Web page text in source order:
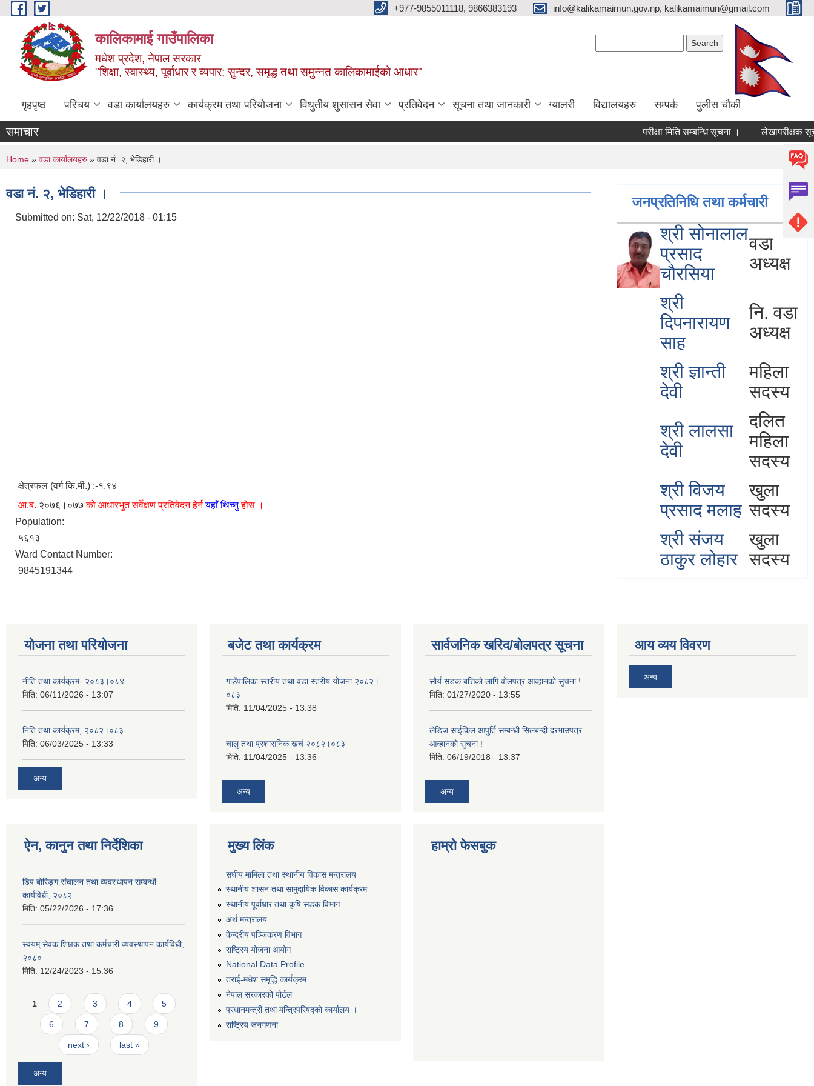
Skip to main content +977-9855011118, 9866383193 info@kalikamaimun.gov.np, kalikamaimun@gmail.com
कालिकामाई गाउँपालिका
मधेश प्रदेश, नेपाल सरकार
"शिक्षा, स्वास्थ्य, पूर्वाधार र व्यपार; सुन्दर, समृद्ध तथा समुन्नत कालिकामाईको आधार"
गृहपृष्ठ परिचय वडा कार्यालयहरु कार्यक्रम तथा परियोजना विधुतीय शुसासन सेवा प्रतिवेदन सूचना तथा जानकारी ग्यालरी विद्यालयहरु सम्पर्क पुलीस चौकी
समाचार परीक्षा मिति सम्बन्धि सूचना । लेखापरीक्षक
You are here
Home » वडा कार्यालयहरु » वडा नं. २, भेडिहारी ।
वडा नं. २, भेडिहारी ।
Submitted on: Sat, 12/22/2018 - 01:15
क्षेत्रफल (वर्ग कि.मी.) :-१.९४
आ.ब. २०७६।०७७को आधारभुत सर्वेक्षण प्रतिवेदन हेर्नयहाँ थिच्नुहोस ।
Population:
५६१३
Ward Contact Number:
9845191344
जनप्रतिनिधि तथा कर्मचारी
श्री सोनालाल
प्रसाद
चौरसिया
वडा
अध्यक्ष
श्री
दिपनारायण
साह
नि. वडा
अध्यक्ष
श्री ज्ञान्ती
देवी
महिला
सदस्य
श्री लालसा
देवी
दलित
महिला
सदस्य
श्री विजय
प्रसाद मलाह
खुला
सदस्य
श्री संजय
ठाकुर लोहार
खुला
सदस्य
योजना तथा परियोजना
नीति तथा कार्यक्रम- २०८३।०८४
मिति: 06/11/2026 - 13:07
निति तथा कार्यक्रम, २०८२।०८३
मिति: 06/03/2025 - 13:33
अन्य
बजेट तथा कार्यक्रम
गाउँपालिका स्तरीय तथा वडा स्तरीय योजना २०८२।
०८३
मिति: 11/04/2025 - 13:38
चालु तथा प्रशासनिक खर्च २०८२।०८३
मिति: 11/04/2025 - 13:36
अन्य
सार्वजनिक खरिद/बोलपत्र सूचना
सौर्य सडक बत्तिको लागि वोलपत्र आव्हानको सुचना !
मिति: 01/27/2020 - 13:55
लेडिज साईकिल आपुर्ति सम्बन्धी सिलबन्दी दरभाउपत्र
आव्हानको सुचना !
मिति: 06/19/2018 - 13:37
अन्य
आय व्यय विवरण
अन्य
ऐन, कानुन तथा निर्देशिका
डिप बोरिङ्ग संचालन तथा व्यवस्थापन सम्बन्धी
कार्यविधी, २०८२
मिति: 05/22/2026 - 17:36
स्वयम् सेवक शिक्षक तथा कर्मचारी व्यवस्थापन कार्यविधी,
२०८०
मिति: 12/24/2023 - 15:36
Pages
1 2 3 4 5
6 7 8 9
next › last »
अन्य
मुख्य लिंक
संघीय मामिला तथा स्थानीय विकास मन्त्रालय
स्थानीय शासन तथा सामुदायिक विकास कार्यक्रम
स्थानीय पूर्वाधार तथा कृषि सडक विभाग
अर्थ मन्त्रालय
केन्द्रीय पञ्जिकरण विभाग
राष्ट्रिय योजना आयोग
National Data Profile
तराई-मधेश समृद्धि कार्यक्रम
नेपाल सरकारको पोर्टल
प्रधानमन्त्री तथा मन्त्रिपरिषद्को कार्यालय ।
राष्ट्रिय जनगणना
हाम्रो फेसबुक